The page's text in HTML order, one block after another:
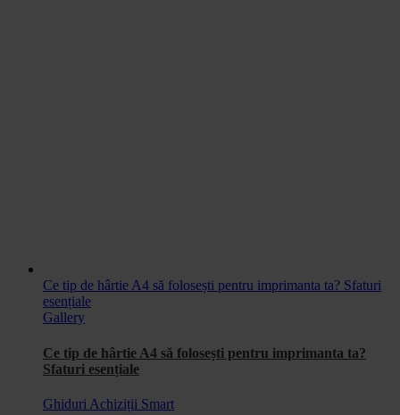
Ce tip de hârtie A4 să folosești pentru imprimanta ta? Sfaturi
esențiale
Gallery
Ce tip de hârtie A4 să folosești pentru imprimanta ta?
Sfaturi esențiale
Ghiduri Achiziții Smart